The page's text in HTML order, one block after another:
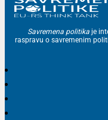
Savremena politika je
raspravu o savremenim